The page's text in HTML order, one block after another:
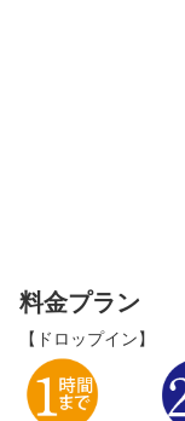
料金プラン
【ドロップイン】